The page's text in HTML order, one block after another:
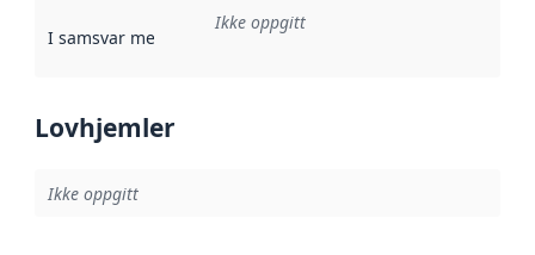
I samsvar med Referanse til en implementasjonsregel
Ikke oppgitt
Lovhjemler
Ikke oppgitt